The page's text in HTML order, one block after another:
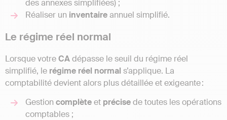
des annexes simplifiées) ;
Réaliser un inventaireannuel simplifié.
Le régime réel normal
Lorsque votreCAdépasse le seuil du régime réel
simplifié, le régime réel normal s’applique. La
comptabilité devient alors plus détaillée et exigeante :
Gestion complèteet précisede toutes les opérations
comptables ;